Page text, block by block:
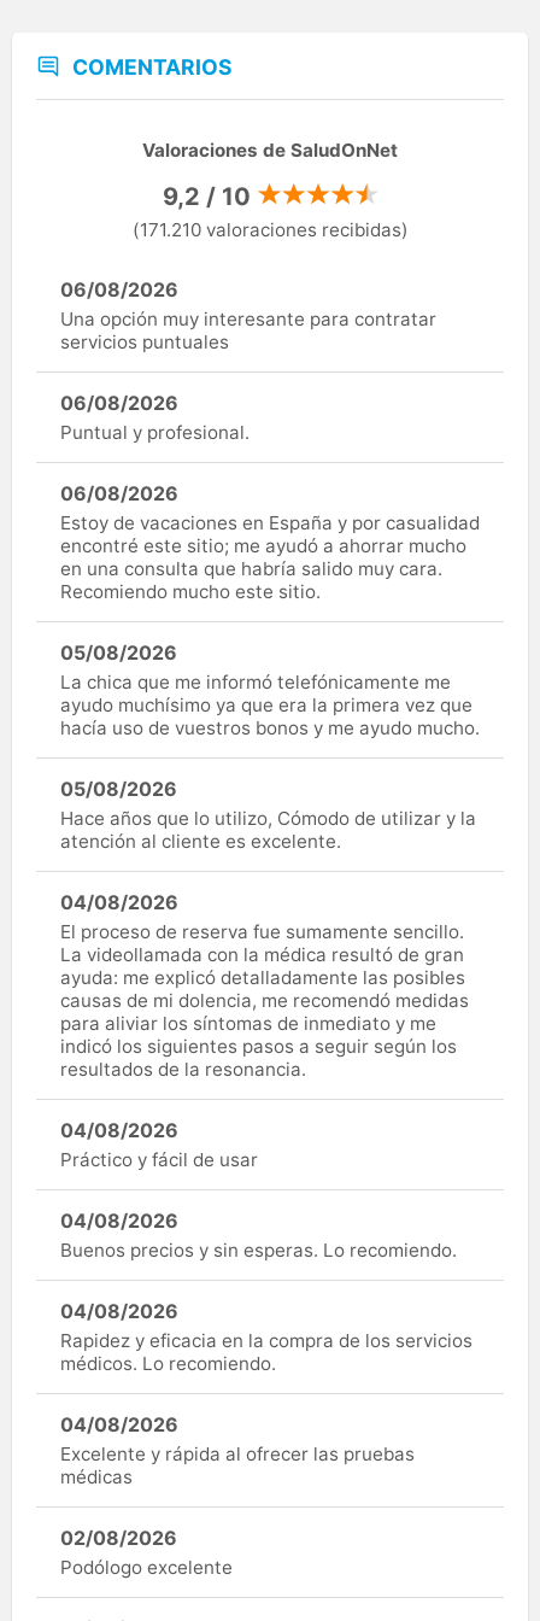
COMENTARIOS
Valoraciones de SaludOnNet
9,2 / 10
(171.210 valoraciones recibidas)
06/08/2026
Una opción muy interesante para contratar
servicios puntuales
06/08/2026
Puntual y profesional.
06/08/2026
Estoy de vacaciones en España y por casualidad
encontré este sitio; me ayudó a ahorrar mucho
en una consulta que habría salido muy cara.
Recomiendo mucho este sitio.
05/08/2026
La chica que me informó telefónicamente me
ayudo muchísimo ya que era la primera vez que
hacía uso de vuestros bonos y me ayudo mucho.
05/08/2026
Hace años que lo utilizo, Cómodo de utilizar y la
atención al cliente es excelente.
04/08/2026
El proceso de reserva fue sumamente sencillo.
La videollamada con la médica resultó de gran
ayuda: me explicó detalladamente las posibles
causas de mi dolencia, me recomendó medidas
para aliviar los síntomas de inmediato y me
indicó los siguientes pasos a seguir según los
resultados de la resonancia.
04/08/2026
Práctico y fácil de usar
04/08/2026
Buenos precios y sin esperas. Lo recomiendo.
04/08/2026
Rapidez y eficacia en la compra de los servicios
médicos. Lo recomiendo.
04/08/2026
Excelente y rápida al ofrecer las pruebas
médicas
02/08/2026
Podólogo excelente